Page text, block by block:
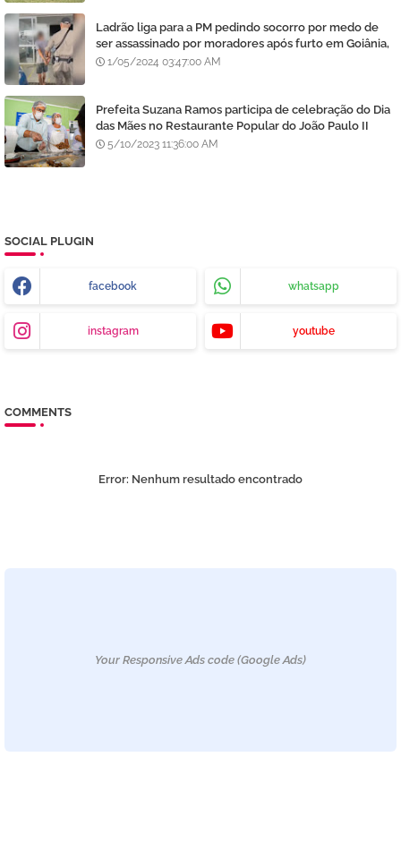
Ladrão liga para a PM pedindo socorro por medo de
ser assassinado por moradores após furto em Goiânia,
diz polícia
1/05/2024 03:47:00 AM
Prefeita Suzana Ramos participa de celebração do Dia
das Mães no Restaurante Popular do João Paulo II
5/10/2023 11:36:00 AM
SOCIAL PLUGIN
facebook whatsapp
instagram youtube
COMMENTS
Error: Nenhum resultado encontrado
Your Responsive Ads code (Google Ads)